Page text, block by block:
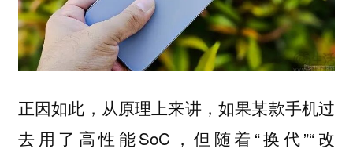
正因如此，从原理上来讲，如果某款手机过
去用了高性能SoC，但随着“换代”“改